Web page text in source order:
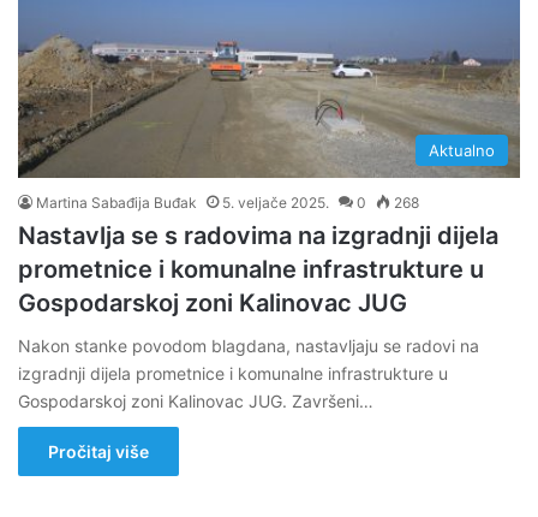
Aktualno
Martina Sabađija Buđak 5. veljače 2025. 0 268
Nastavlja se s radovima na izgradnji dijela
prometnice i komunalne infrastrukture u
Gospodarskoj zoni Kalinovac JUG
Nakon stanke povodom blagdana, nastavljaju se radovi na
izgradnji dijela prometnice i komunalne infrastrukture u
Gospodarskoj zoni Kalinovac JUG. Završeni…
Pročitaj više